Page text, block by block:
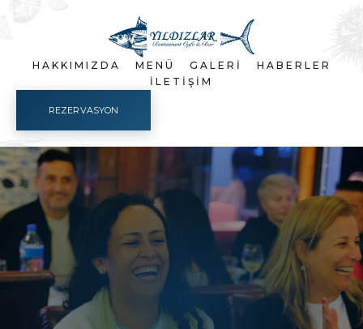
HAKKIMIZDA MENÜ GALERI
HABERLER
İLETIŞIM
REZERVASYON